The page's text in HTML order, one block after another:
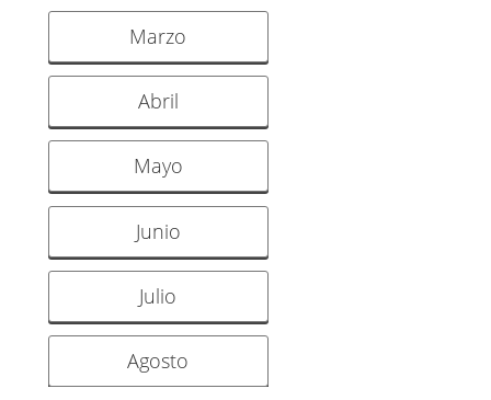
Marzo
Abril
Mayo
Junio
Julio
Agosto